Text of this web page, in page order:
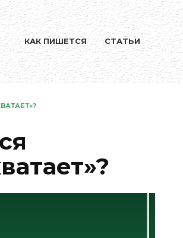
КАК ПИШЕТСЯ СТАТЬИ